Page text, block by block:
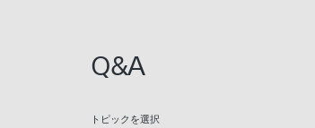
Q&A
トピックを選択